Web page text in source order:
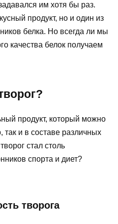
им хотя бы раз.
продукт, но и один из
белка. Но всегда ли мы
качества белок получаем
продукт, который можно
так и в составе различных
стал столь
спорта и диет?
творога